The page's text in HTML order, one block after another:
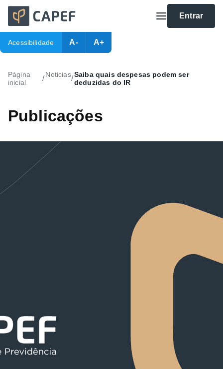
Entrar
Acessibilidade A- A+
Página
inicial
/Noticias/Saiba quais despesas podem ser
deduzidas do IR
Publicações